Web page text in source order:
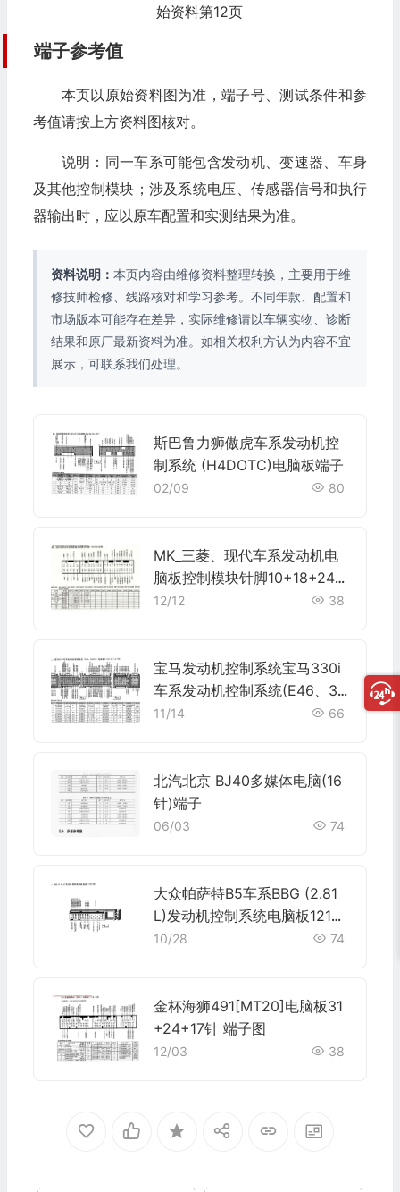
始资料第12页
端子参考值
本页以原始资料图为准，端子号、测试条件和参
考值请按上方资料图核对。
说明：同一车系可能包含发动机、变速器、车身
及其他控制模块；涉及系统电压、传感器信号和执行
器输出时，应以原车配置和实测结果为准。
资料说明： 本页内容由维修资料整理转换，主要用于维
修技师检修、线路核对和学习参考。不同年款、配置和
市场版本可能存在差异，实际维修请以车辆实物、诊断
结果和原厂最新资料为准。如相关权利方认为内容不宜
展示，可联系我们处理。
斯巴鲁力狮傲虎车系发动机控
制系统 (H4DOTC)电脑板端子
02/09 80
MK_三菱、现代车系发动机电
脑板控制模块针脚10+18+24针
3 端子图
12/12 38
宝马发动机控制系统宝马330i
车系发动机控制系统(E46、30
6S3)电脑板9+24+52+40+9
11/14 66
北汽北京 BJ40多媒体电脑(16
针)端子
06/03 74
大众帕萨特B5车系BBG (2.81
L)发动机控制系统电脑板121针
(续)端子
10/28 74
金杯海狮491[MT20]电脑板31
+24+17针 端子图
12/03 38